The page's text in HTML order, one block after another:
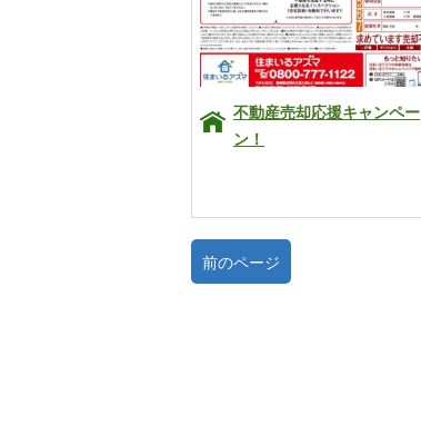
不動産売却応援キャンペー
ン！
前のページ